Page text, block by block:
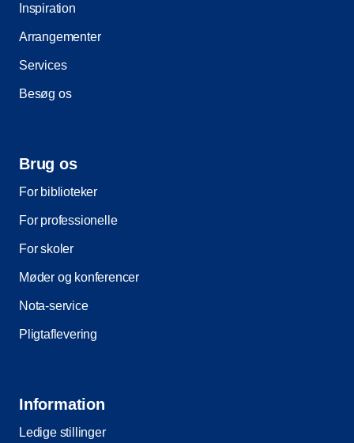
Inspiration
Arrangementer
Services
Besøg os
Brug os
For biblioteker
For professionelle
For skoler
Møder og konferencer
Nota-service
Pligtaflevering
Information
Ledige stillinger